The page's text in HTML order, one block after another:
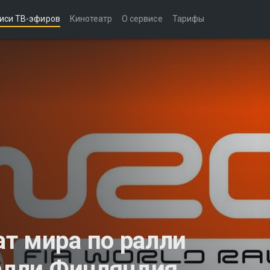
ТВ-эфиров Кинотеатр О сервисе Тарифы
мира по ралли